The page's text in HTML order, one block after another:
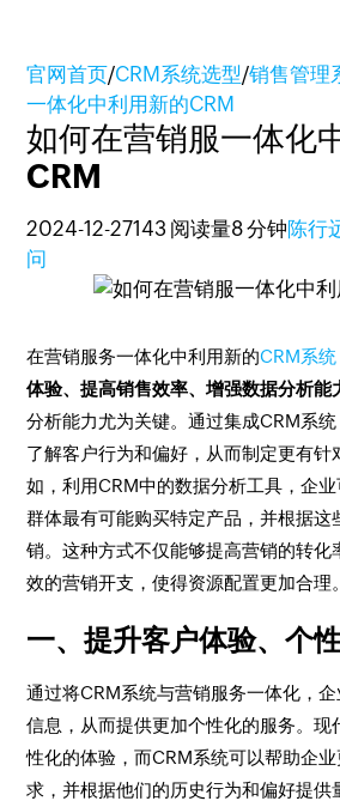
官网首页/CRM系统选型/销售管理
一体化中利用新的CRM
如何在营销服一体化
CRM
2024-12-27143 阅读量8 分钟陈行
问
在营销服务一体化中利用新的CRM系统
体验、提高销售效率、增强数据分析能
分析能力尤为关键。通过集成CRM系
了解客户行为和偏好，从而制定更有针
如，利用CRM中的数据分析工具，企
群体最有可能购买特定产品，并根据这
销。这种方式不仅能够提高营销的转化
效的营销开支，使得资源配置更加合理。
一、提升客户体验、个
通过将CRM系统与营销服务一体化，
信息，从而提供更加个性化的服务。现
性化的体验，而CRM系统可以帮助企
求，并根据他们的历史行为和偏好提供